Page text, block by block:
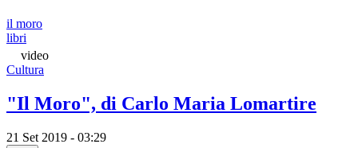
il moro
libri
video
Cultura
"Il Moro", di Carlo Maria Lomartire
21 Set 2019 - 03:29